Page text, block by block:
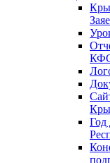
Год